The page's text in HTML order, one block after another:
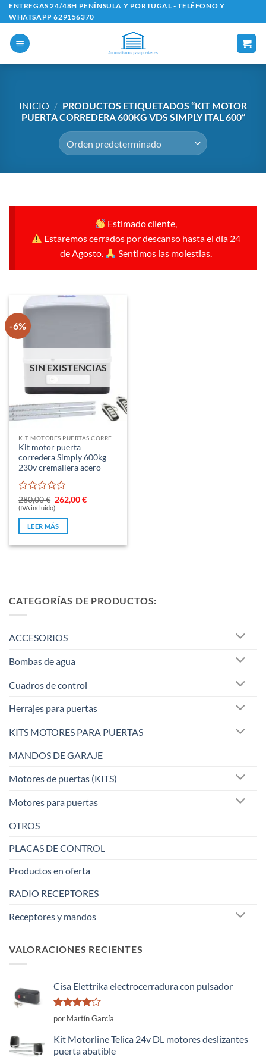
Saltar
al
contenido
ENTREGAS 24/48H PENÍNSULA Y PORTUGAL - TELÉFONO Y
WHATSAPP 629156370
INICIO / PRODUCTOS ETIQUETADOS “KIT MOTOR
PUERTA CORREDERA 600KG VDS SIMPLY ITAL 600”
Estimado cliente,
Estaremos cerrados por descanso hasta el día 24
de Agosto.
Sentimos las molestias.
-6%
SIN EXISTENCIAS
Kit motor puerta
corredera Simply 600kg
230v cremallera acero
Valorado
con
0
de
5
280,00€ El
precio
era:
280,00 €.
262,00€El
(IVA incluido)
LEER MÁS
CATEGORÍAS DE PRODUCTOS:
ACCESORIOS
Bombas de agua
Cuadros de control
Herrajes para puertas
KITS MOTORES PARA PUERTAS
MANDOS DE GARAJE
Motores de puertas (KITS)
Motores para puertas
OTROS
PLACAS DE CONTROL
Productos en oferta
RADIO RECEPTORES
Receptores y mandos
VALORACIONES RECIENTES
Cisa Elettrika electrocerradura con pulsador
Valorado
con
5
por Martín García
Kit Motorline Telica 24v DL motores deslizantes
puerta abatible